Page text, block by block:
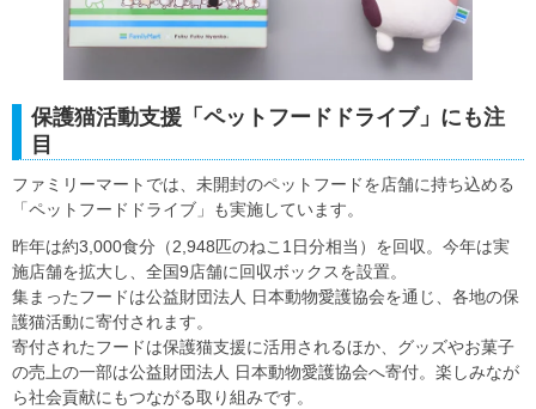
保護猫活動支援「ペットフードドライブ」にも注
目
ファミリーマートでは、未開封のペットフードを店舗に持ち込める
「ペットフードドライブ」も実施しています。
昨年は約3,000食分（2,948匹のねこ1日分相当）を回収。今年は実
施店舗を拡大し、全国9店舗に回収ボックスを設置。
集まったフードは公益財団法人 日本動物愛護協会を通じ、各地の保
護猫活動に寄付されます。
寄付されたフードは保護猫支援に活用されるほか、グッズやお菓子
の売上の一部は公益財団法人 日本動物愛護協会へ寄付。楽しみなが
ら社会貢献にもつながる取り組みです。